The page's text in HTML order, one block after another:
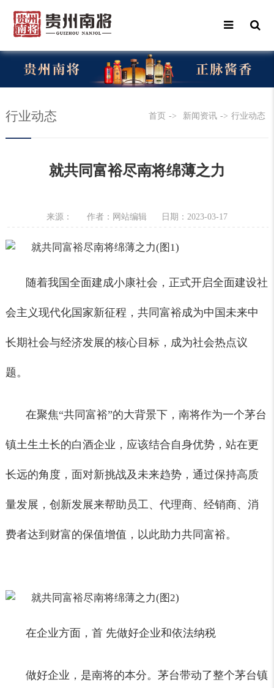
行业动态 首页 -> 新闻资讯 -> 行业动态
就共同富裕尽南将绵薄之力
来源： 作者：网站编辑 日期：2023-03-17
随着我国全面建成小康社会，正式开启全面建设社
会主义现代化国家新征程，共同富裕成为中国未来中
长期社会与经济发展的核心目标，成为社会热点议
题。
在聚焦“共同富裕”的大背景下， 南将作为一个茅台
镇土生土长的白酒企业，应该结合自身优势，站在更
长远的角度，面对新挑战及未来趋势，通过保持高质
量发展，创新发展来帮助员工、代理商、经销商、消
费者达到财富的保值增值，以此助力共同富裕。
在企业方面，首 先做好企业和依法纳税
做好企业，是南将的本分。茅台带动了整个茅台镇